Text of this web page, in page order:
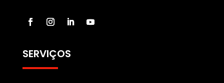
SERVIÇOS